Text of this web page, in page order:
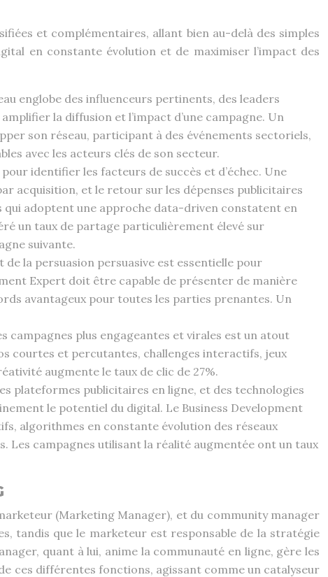
et complémentaires, allant bien au-delà des simples
en constante évolution et de maximiser l’impact des
englobe des influenceurs pertinents, des leaders
la diffusion et l’impact d’une campagne. Un
son réseau, participant à des événements sectoriels,
avec les acteurs clés de son secteur.
identifier les facteurs de succès et d’échec. Une
acquisition, et le retour sur les dépenses publicitaires
qui adoptent une approche data-driven constatent en
un taux de partage particulièrement élevé sur
suivante.
la persuasion persuasive est essentielle pour
Expert doit être capable de présenter de manière
avantageux pour toutes les parties prenantes. Un
plus engageantes et virales est un atout
courtes et percutantes, challenges interactifs, jeux
augmente le taux de clic de 27%.
plateformes publicitaires en ligne, et des technologies
le potentiel du digital. Le Business Development
algorithmes en constante évolution des réseaux
Les campagnes utilisant la réalité augmentée ont un taux
(Marketing Manager), et du community manager
tandis que le marketeur est responsable de la stratégie
quant à lui, anime la communauté en ligne, gère les
ces différentes fonctions, agissant comme un catalyseur